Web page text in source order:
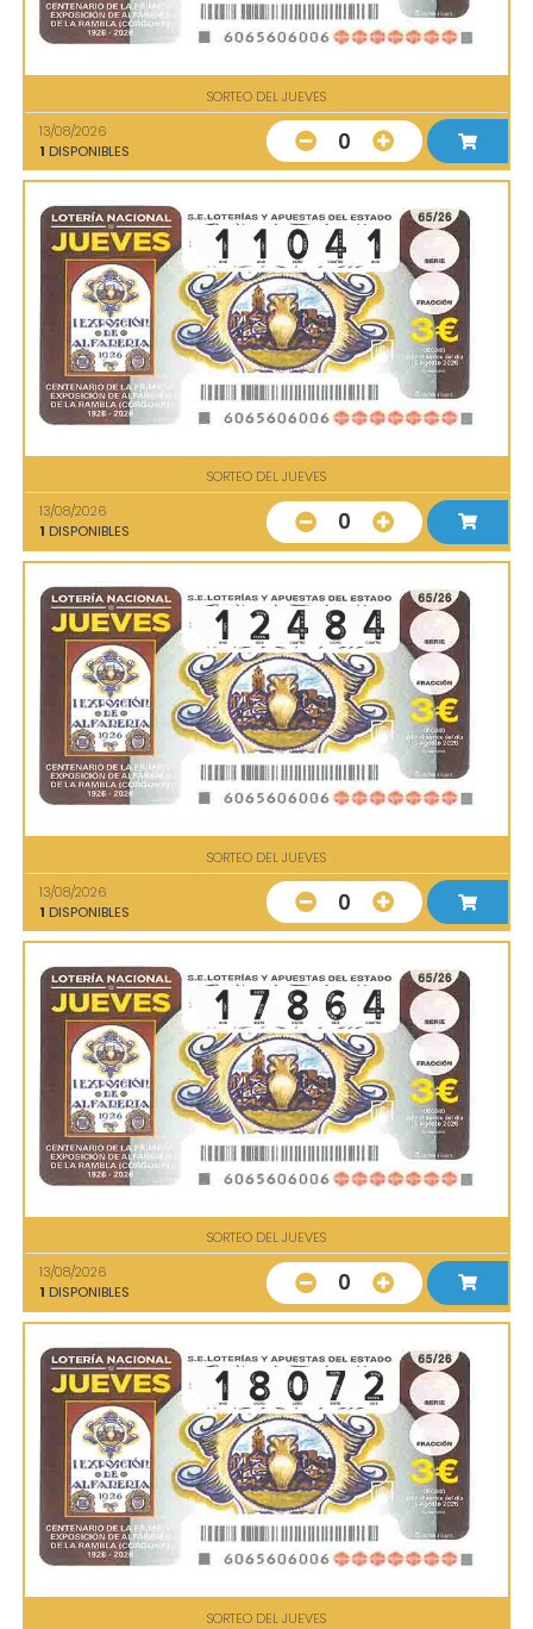
SORTEO DEL JUEVES
13/08/2026
1 DISPONIBLES 0
SORTEO DEL JUEVES
13/08/2026
1 DISPONIBLES 0
SORTEO DEL JUEVES
13/08/2026
1 DISPONIBLES 0
SORTEO DEL JUEVES
13/08/2026
1 DISPONIBLES 0
SORTEO DEL JUEVES